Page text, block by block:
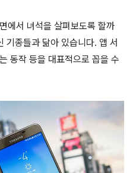
에서 녀석을 살펴보도록 할까
기종들과 닮아 있습니다. 앱 서
동작 등을 대표적으로 꼽을 수